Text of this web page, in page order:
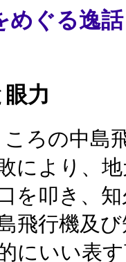
めぐる逸
力
ろの中島
により、
を叩き、
飛行機及
にいい表